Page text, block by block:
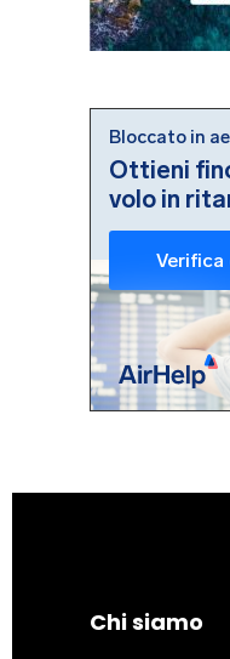
Chi siamo